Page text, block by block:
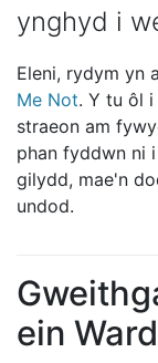
ynghyd i
Eleni, rydym yn
Me Not. Y tu ôl
straeon am
phan fyddwn ni
gilydd, mae'n
undod.
ein